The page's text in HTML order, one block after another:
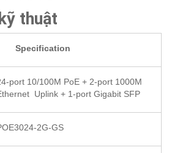
thuật
Specification
port 10/100M PoE + 2-port 1000M
Uplink + 1-port Gigabit SFP
2G-GS